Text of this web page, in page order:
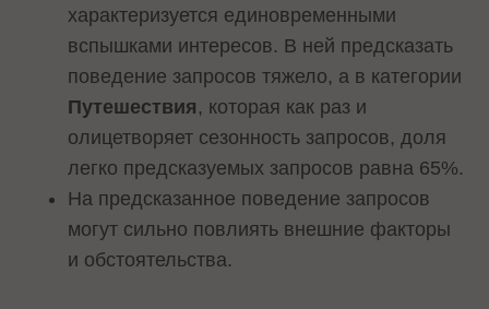
характеризуется единовременными
вспышками интересов. В ней предсказать
поведение запросов тяжело, а в категории
Путешествия , которая как раз и
олицетворяет сезонность запросов, доля
легко предсказуемых запросов равна 65%.
На предсказанное поведение запросов
могут сильно повлиять внешние факторы
и обстоятельства.